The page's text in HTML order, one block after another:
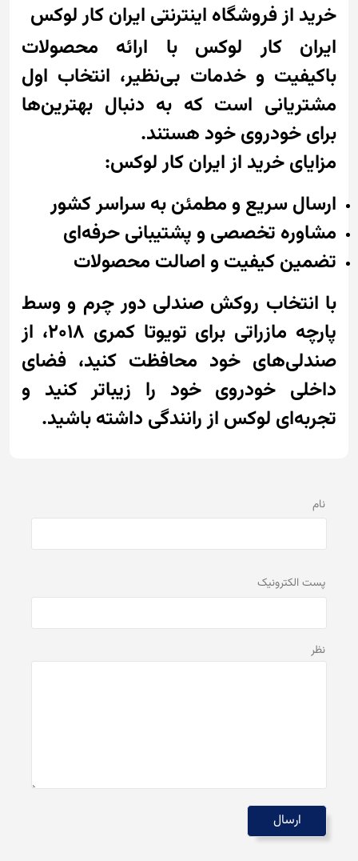
خرید از فروشگاه اینترنتی ایران کار لوکس
ایران کار لوکس با ارائه محصولات
باکیفیت و خدمات بی‌نظیر، انتخاب اول
مشتریانی است که به دنبال بهترین‌ها
برای خودروی خود هستند.
مزایای خرید از ایران کار لوکس:
ارسال سریع و مطمئن به سراسر کشور
مشاوره تخصصی و پشتیبانی حرفه‌ای
تضمین کیفیت و اصالت محصولات
با انتخاب روکش صندلی دور چرم و وسط
پارچه مازراتی برای تویوتا کمری 2018، از
صندلی‌های خود محافظت کنید، فضای
داخلی خودروی خود را زیباتر کنید و
تجربه‌ای لوکس از رانندگی داشته باشید.
نام
پست الكترونيک
نظر